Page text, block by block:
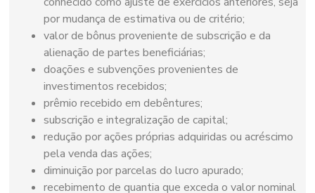
por mudança de estimativa ou de critério;
valor de bônus proveniente de subscrição e da
alienação de partes beneficiárias;
doações e subvenções provenientes de
investimentos recebidos;
prêmio recebido em debêntures;
subscrição e integralização de capital;
redução por ações próprias adquiridas ou acréscimo
pela venda das ações;
diminuição por parcelas do lucro apurado;
recebimento de quantia que exceda o valor nominal